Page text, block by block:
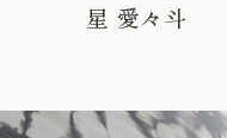
星 愛々斗